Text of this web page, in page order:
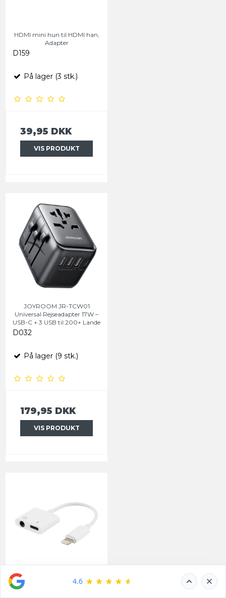
HDMI mini hun til HDMI han,
Adapter
D159
På lager (3 stk.)
39,95 DKK
VIS PRODUKT
JOYROOM JR-TCW01
Universal Rejseadapter 17W –
USB-C + 3 USB til 200+ Lande
D032
På lager (9 stk.)
179,95 DKK
VIS PRODUKT
Lightning til 3,5 mm